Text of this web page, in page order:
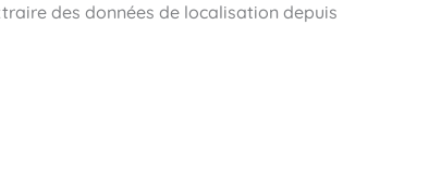
des données de localisation depuis